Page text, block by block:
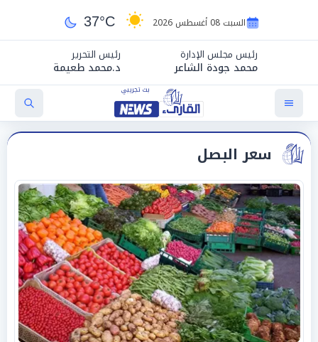
السبت 08 أغسطس 2026 37°C
رئيس مجلس الإدارة
محمد جودة الشاعر
رئيس التحرير
د.محمد طعيمة
سعر البصل